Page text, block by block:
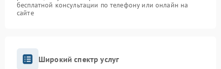
бесплатной консультации по телефону или онлайн на
сайте
Широкий спектр услуг